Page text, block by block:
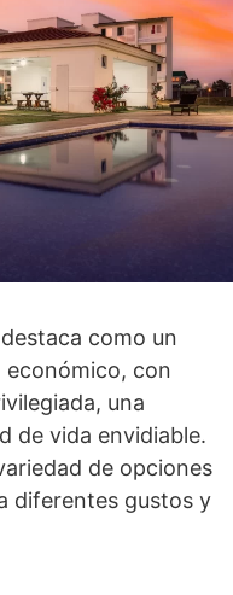
como un
económico, con
una
de vida envidiable.
de opciones
diferentes gustos y